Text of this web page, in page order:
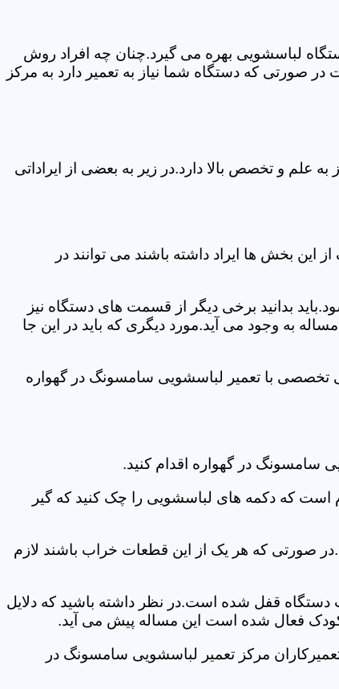
لباسشویی بهره می گیرد.چنان چه افراد روش
صورتی که دستگاه شما نیاز به تعمیر دارد به مرکز
و تخصص بالا دارد.در زیر به بعضی از ایراداتی
بخش ها ایراد داشته باشند می توانند در
بدانید برخی دیگر از قسمت های دستگاه نیز
به وجود می آید.مورد دیگری که باید در این جا
تخصصی با تعمیر لباسشویی سامسونگ در گهواره
سامسونگ در گهواره اقدام کنید.
است که دکمه های لباسشویی را چک کنید که گیر
صورتی که هر یک از این قطعات خراب باشند لازم
دستگاه قفل شده است.در نظر داشته باشید که دلایل
فعال شده است این مساله پیش می آید.
مرکز تعمیر لباسشویی سامسونگ در